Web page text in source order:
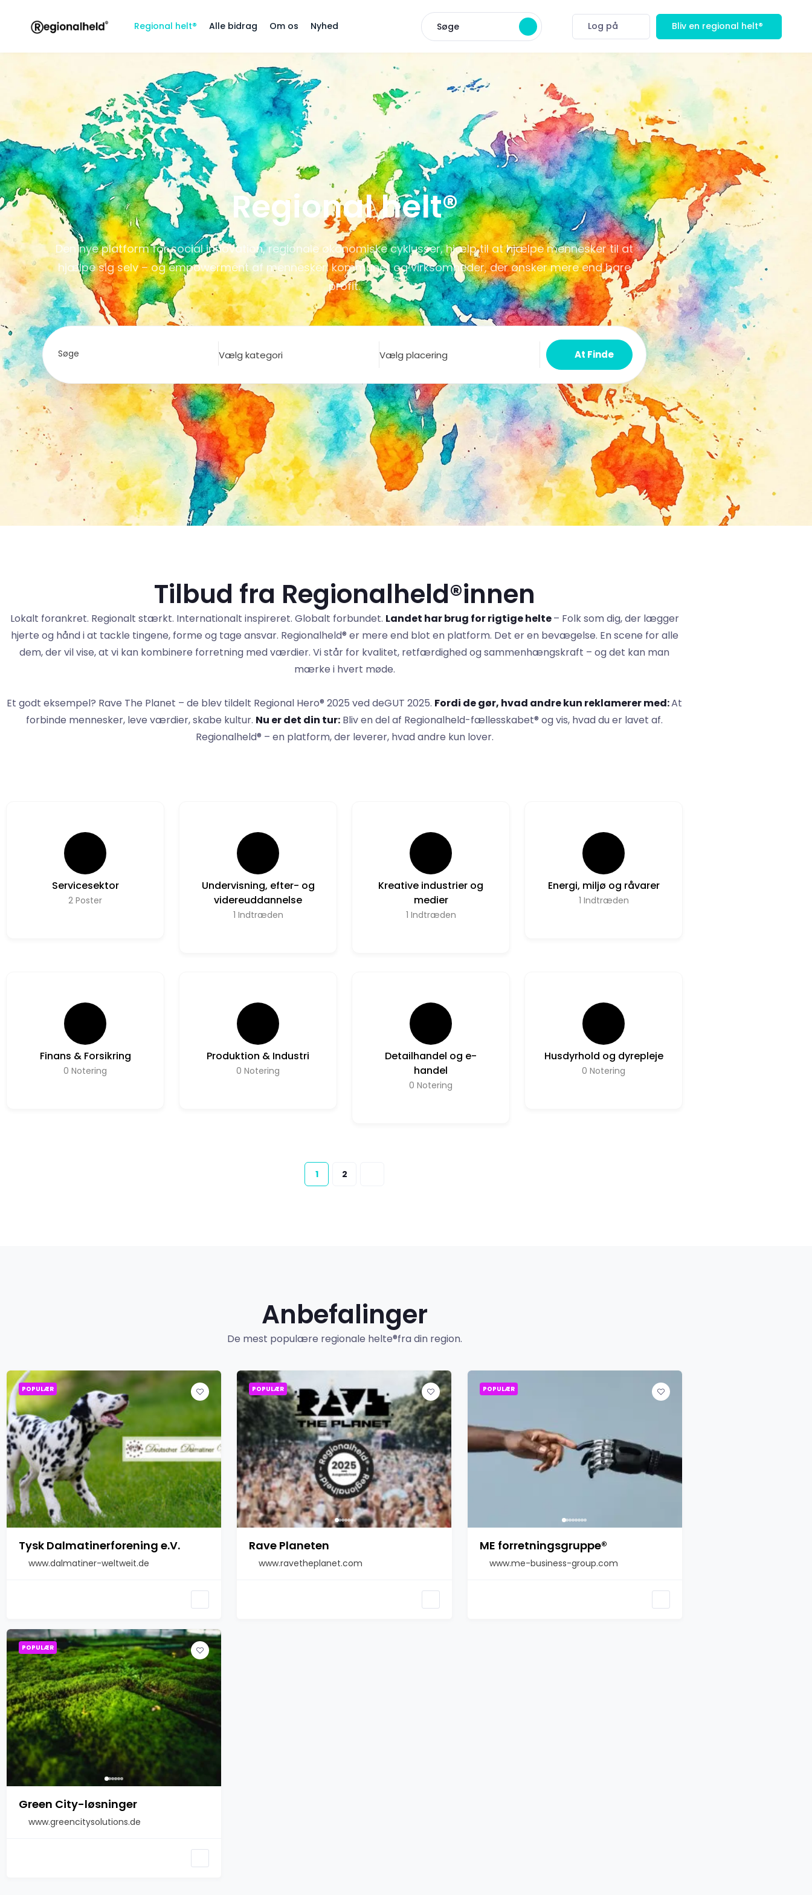
Regional helt® Alle bidrag Om os Nyhed Søge Log på Bliv en regional helt®
Regional helt®
Den nye platform for social innovation, regionale økonomiske cyklusser, hjælp til at hjælpe mennesker til at
hjælpe sig selv – og empowerment af mennesker, kommuner og virksomheder, der ønsker mere end bare
profit.
Søge Vælg kategori Vælg placering At Finde
Tilbud fra Regionalheld®innen
Lokalt forankret. Regionalt stærkt. Internationalt inspireret. Globalt forbundet. Landet har brug for rigtige helte– Folk som dig, der lægger
hjerte og hånd i at tackle tingene, forme og tage ansvar. Regionalheld® er mere end blot en platform. Det er en bevægelse. En scene for alle
dem, der vil vise, at vi kan kombinere forretning med værdier. Vi står for kvalitet, retfærdighed og sammenhængskraft – og det kan man
mærke i hvert møde.
Et godt eksempel? Rave The Planet – de blev tildelt Regional Hero® 2025 ved deGUT 2025. Fordi de gør, hvad andre kun reklamerer med:At
forbinde mennesker, leve værdier, skabe kultur. Nu er det din tur: Bliv en del af Regionalheld-fællesskabet® og vis, hvad du er lavet af.
Regionalheld® – en platform, der leverer, hvad andre kun lover.
Servicesektor
2 Poster
Undervisning, efter- og
videreuddannelse
1 Indtræden
Kreative industrier og
medier
1 Indtræden
Energi, miljø og råvarer
1 Indtræden
Finans & Forsikring
0 Notering
Produktion & Industri
0 Notering
Detailhandel og e-
handel
0 Notering
Husdyrhold og dyrepleje
0 Notering
1 2
Anbefalinger
De mest populære regionale helte®fra din region.
POPULÆR
Tysk Dalmatinerforening e.V.
www.dalmatiner-weltweit.de
POPULÆR
Rave Planeten
www.ravetheplanet.com
POPULÆR
ME forretningsgruppe®
www.me-business-group.com
POPULÆR
Green City-løsninger
www.greencitysolutions.de